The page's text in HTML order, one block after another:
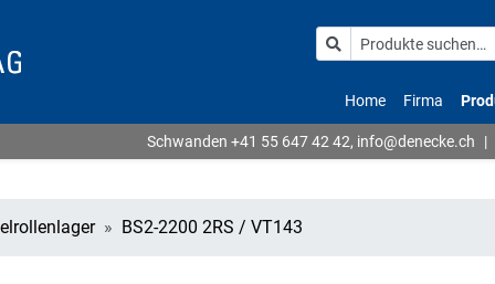
Home Firma
Schwanden +41 55 647 42 42, info@denecke.ch |
BS2-2200 2RS / VT143